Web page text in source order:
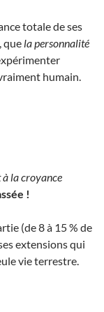
totale de ses
que la personnalité
humain.
la croyance
!
(de 8 à 15 % de
extensions qui
vie terrestre.